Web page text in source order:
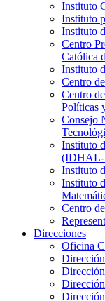
Instituto
Instituto
Instituto
Centro
Católica
Instituto
Centro
Centro
Políticas
Consejo
Instituto
(IDHAL-
Instituto
Instituto
Centro
Direcciones
Oficina